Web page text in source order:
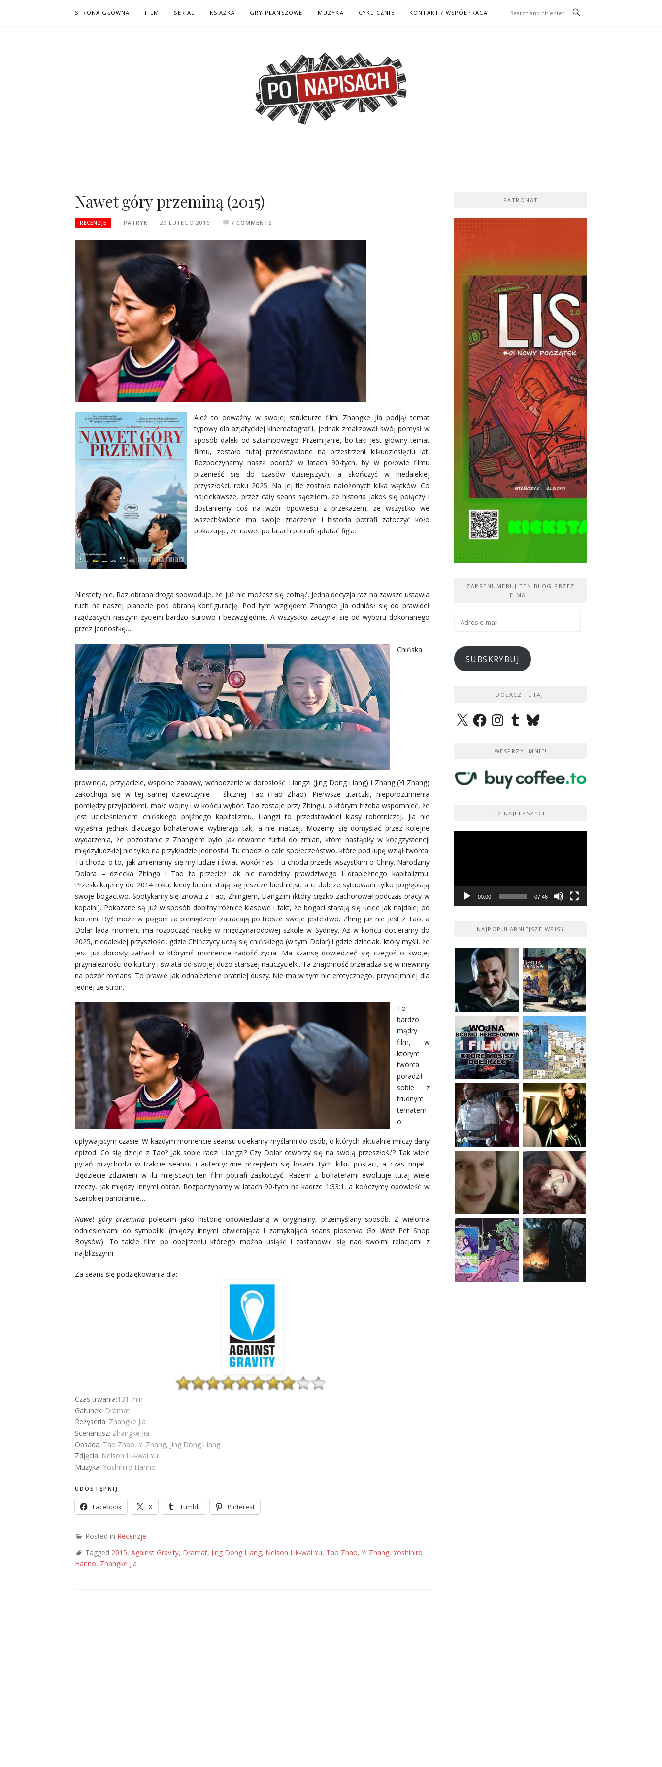
STRONA GŁÓWNA FILM SERIAL KSIĄŻKA GRY PLANSZOWE MUZYKA CYKLICZNIE KONTAKT / WSPÓŁPRACA
Nawet góry przeminą (2015)
RECENZJE PATRYK 29 LUTEGO 2016 7 COMMENTS
Ależ to odważny w swojej strukturze film! Zhangke Jia podjął temat
typowy dla azjatyckiej kinematografii, jednak zrealizował swój pomysł w
sposób daleki od sztampowego. Przemijanie, bo taki jest główny temat
filmu, zostało tutaj przedstawione na przestrzeni kilkudziesięciu lat.
Rozpoczynamy naszą podróż w latach 90-tych, by w połowie filmu
przenieść się do czasów dzisiejszych, a skończyć w niedalekiej
przyszłości, roku 2025. Na jej tle zostało nałożonych kilka wątków. Co
najciekawsze, przez cały seans sądziłem, że historia jakoś się połączy i
dostaniemy coś na wzór opowieści z przekazem, że wszystko we
wszechświecie ma swoje znaczenie i historia potrafi zatoczyć koło
pokazując, że nawet po latach potrafi spłatać figla.
Niestetynie. Raz obrana droga spowoduje, że już nie możesz się cofnąć. Jedna decyzja raz na zawsze ustawia
ruch na naszej planecie pod obraną konfigurację. Pod tym względem Zhangke Jia odniósł się do prawideł
rządzących naszym życiem bardzo surowo i bezwzględnie. A wszystko zaczyna się od wyboru dokonanego
przez jednostkę…
Chińska
prowincja, przyjaciele, wspólne zabawy, wchodzenie w dorosłość. Liangzi (Jing Dong Liang) i Zhang (Yi Zhang)
zakochują się w tej samej dziewczynie – ślicznej Tao (Tao Zhao). Pierwsze utarczki, nieporozumienia
pomiędzy przyjaciółmi, małe wojny i w końcu wybór. Tao zostaje przy Zhingu, o którym trzeba wspomnieć, że
jest ucieleśnieniem chińskiego prężnego kapitalizmu. Liangzi to przedstawiciel klasy robotniczej. Jia nie
wyjaśnia jednak dlaczego bohaterowie wybierają tak, a nie inaczej. Możemy się domyślać przez kolejne
wydarzenia, że pozostanie z Zhangiem było jak otwarcie furtki do zmian, które nastąpiły w koegzystencji
międzyludzkiej nie tylko na przykładzie jednostki. Tu chodzi o całe społeczeństwo, które pod lupę wziął twórca.
Tu chodzi o to, jak zmieniamy się my ludzie i świat wokół nas. Tu chodzi przede wszystkim o Chiny. Narodziny
Dolara – dziecka Zhinga i Tao to przecież jak nic narodziny prawdziwego i drapieżnego kapitalizmu.
Przeskakujemy do 2014 roku, kiedy biedni stają się jeszcze biedniejsi, a ci dobrze sytuowani tylko pogłębiają
swoje bogactwo. Spotykamy się znowu z Tao, Zhingiem, Liangzim (który ciężko zachorował podczas pracy w
kopalni). Pokazane są już w sposób dobitny różnice klasowe i fakt, że bogaci starają się uciec jak najdalej od
korzeni. Być może w pogoni za pieniądzem zatracają po trosze swoje jestestwo. Zhing już nie jest z Tao, a
Dolar lada moment ma rozpocząć naukę w międzynarodowej szkole w Sydney. Aż w końcu docieramy do
2025, niedalekiej przyszłości, gdzie Chińczycy uczą się chińskiego (w tym Dolar) i gdzie dzieciak, który myśli, że
jest już dorosły zatracił w którymś momencie radość życia. Ma szansę dowiedzieć się czegoś o swojej
przynależności do kultury i świata od swojej dużo starszej nauczycielki. Ta znajomość przeradza się w niewinny
na pozór romans. To prawie jak odnalezienie bratniej duszy. Nie ma w tym nic erotycznego, przynajmniej dla
jednej ze stron.
To
bardzo
mądry
film, w
którym
twórca
poradził
sobie z
trudnym
tematem
o
upływającym czasie. W każdym momencie seansu uciekamy myślami do osób, o których aktualnie milczydany
epizod. Co się dzieje z Tao? Jak sobie radzi Liangzi? Czy Dolar otworzy się na swoją przeszłość? Tak wiele
pytań przychodzi w trakcie seansu i autentycznie przejąłem się losami tych kilku postaci, a czas mijał…
Będziecie zdziwieni w ilu miejscach ten film potrafi zaskoczyć. Razem z bohaterami ewoluuje tutaj wiele
rzeczy, jak między innymi obraz. Rozpoczynamy w latach 90-tych na kadrze 1:33:1, a kończymy opowieść w
szerokiej panoramie…
Nawet góry przeminą polecam jako historię opowiedzianą w oryginalny, przemyślany sposób. Z wieloma
odniesieniami do symboliki (między innymi otwierająca i zamykająca seans piosenka Go WestPet Shop
Boysów). To także film po obejrzeniu którego można usiąść i zastanowić się nad swoimi relacjami z
najbliższymi.
Za seans ślę podziękowania dla:
Czas trwania:131 min
Gatunek: Dramat
Reżyseria: Zhangke Jia
Scenariusz: Zhangke Jia
Obsada: Tao Zhao, Yi Zhang, Jing Dong Liang
Zdjęcia: Nelson Lik-wai Yu
Muzyka: Yoshihiro Hanno
UDOSTĘPNIJ:
Facebook X Tumblr Pinterest
Posted in Recenzje
Tagged 2015, Against Gravity, Dramat, Jing Dong Liang, Nelson Lik-wai Yu, Tao Zhao, Yi Zhang, Yoshihiro
Hanno, Zhangke Jia
PATRONAT
ZAPRENUMERUJ TEN BLOG PRZEZ
E-MAIL
Adres
SUBSKRYBUJ
DOŁĄCZ TUTAJ!
X FacebookInstagramTumblrBluesky
WESPRZYJ MNIE!
30 NAJLEPSZYCH
00:00 07:46
NAJPOPULARNIEJSZE WPISY